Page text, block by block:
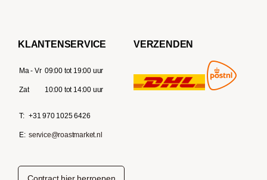
KLANTENSERVICE
Ma - Vr 09:00 tot 19:00 uur
Zat 10:00 tot 14:00 uur
T: +31 970 1025 6426
E: service@roastmarket.nl
VERZENDEN